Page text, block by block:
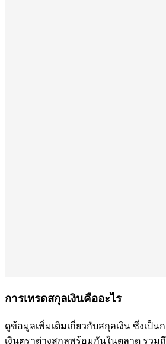
การเทรดสกุลเงินคืออะไร
ดูข้อมูลเพิ่มเติมเกี่ยวกับสกุลเงิน ซึ่งเป็น
เงินตราต่างสกุลพร้อมกันในตลาด รวมถึ